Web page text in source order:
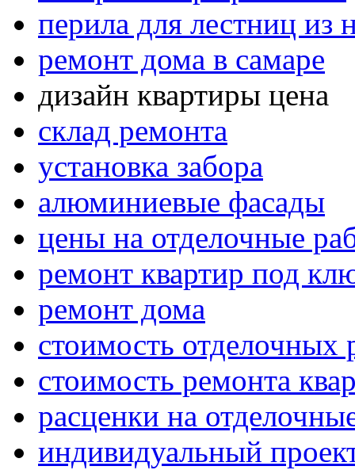
перила для лестниц из
ремонт дома в самаре
дизайн квартиры цена
склад ремонта
установка забора
алюминиевые фасады
цены на отделочные
ремонт квартир под
ремонт дома
стоимость отделочных
стоимость ремонта
расценки на
индивидуальный